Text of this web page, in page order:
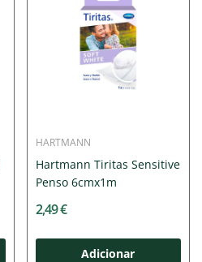
HARTMANN
Hartmann Tiritas Sensitive
Penso 6cmx1m
2,49 €
Adicionar